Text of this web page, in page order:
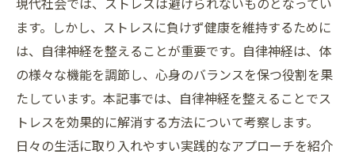
ます。しかし、ストレスに負けず健康を維持するために
は、自律神経を整えることが重要です。自律神経は、体
の様々な機能を調節し、心身のバランスを保つ役割を果
たしています。本記事では、自律神経を整えることでス
トレスを効果的に解消する方法について考察します。
日々の生活に取り入れやすい実践的なアプローチを紹介